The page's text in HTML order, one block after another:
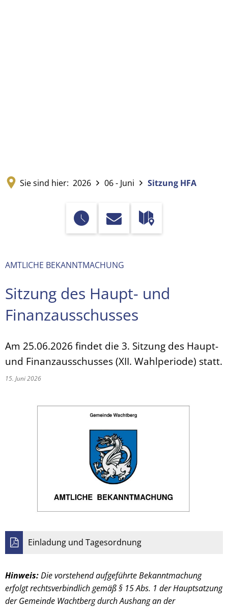
Sie sind hier: 2026 06 - Juni Sitzung HFA
AMTLICHE BEKANNTMACHUNG
Sitzung des Haupt- und
Finanzausschusses
Am 25.06.2026 findet die 3. Sitzung des Haupt-
und Finanzausschusses (XII. Wahlperiode) statt.
15. Juni 2026
Einladung und Tagesordnung
Hinweis:Die vorstehend aufgeführte Bekanntmachung
erfolgt rechtsverbindlich gemäß § 15 Abs. 1 der Hauptsatzung
der Gemeinde Wachtberg durch Aushang an der